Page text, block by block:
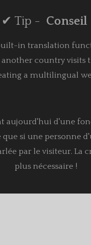
✔ Tip - Conseil
in translation
country
a multilingual
aujourd'hui d'une
si une personne
par le visiteur. La
plus nécessaire !